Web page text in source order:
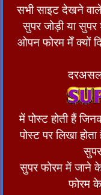
सभी साइट देखने
सुपर जोड़ी या सुपर
ओपन फोरम मेँ क्यों
दरअसल
में पोस्ट होती हैं
पोस्ट पर लिखा
सुपर फोरम में जाने
फोरम